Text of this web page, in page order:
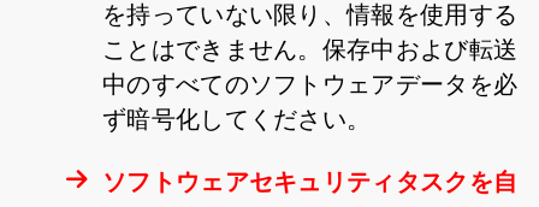
を持っていない限り、情報を使用する
ことはできません。保存中および転送
中のすべてのソフトウェアデータを必
ず暗号化してください。
ソフトウェアセキュリティタスクを自